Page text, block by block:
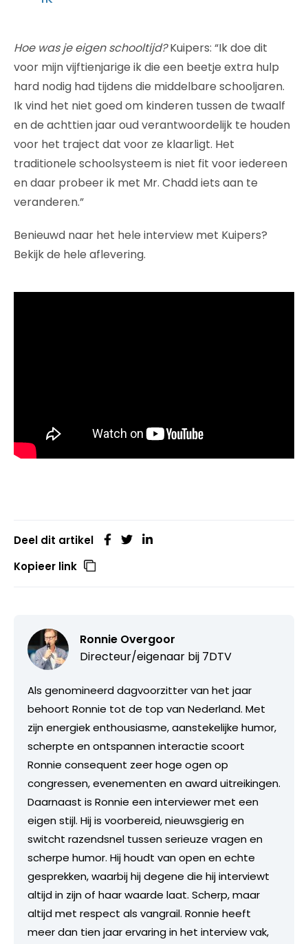
Hoe was je eigen schooltijd?Kuipers: “Ik doe dit
voor mijn vijftienjarige ik die een beetje extra hulp
hard nodig had tijdens die middelbare schooljaren.
Ik vind het niet goed om kinderen tussen de twaalf
en de achttien jaar oud verantwoordelijk te houden
voor het traject dat voor ze klaarligt. Het
traditionele schoolsysteem is niet fit voor iedereen
en daar probeer ik met Mr. Chadd iets aan te
veranderen.”
Benieuwd naar het hele interview met Kuipers?
Bekijk de hele aflevering.
Deel dit artikel
Kopieer link
Ronnie Overgoor
Directeur/eigenaar bij 7DTV
Als genomineerd dagvoorzitter van het jaar
behoort Ronnie tot de top van Nederland. Met
zijn energiek enthousiasme, aanstekelijke humor,
scherpte en ontspannen interactie scoort
Ronnie consequent zeer hoge ogen op
congressen, evenementen en award uitreikingen.
Daarnaast is Ronnie een interviewer met een
eigen stijl. Hij is voorbereid, nieuwsgierig en
switcht razendsnel tussen serieuze vragen en
scherpe humor. Hij houdt van open en echte
gesprekken, waarbij hij degene die hij interviewt
altijd in zijn of haar waarde laat. Scherp, maar
altijd met respect als vangrail. Ronnie heeft
meer dan tien jaar ervaring in het interview vak,